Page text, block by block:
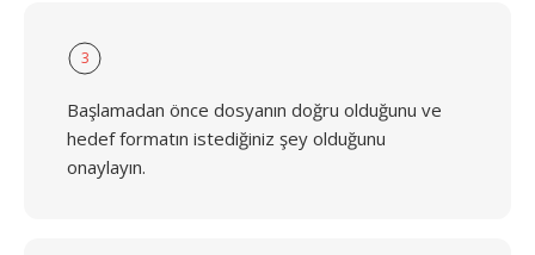
3
Başlamadan önce dosyanın doğru olduğunu ve
hedef formatın istediğiniz şey olduğunu
onaylayın.